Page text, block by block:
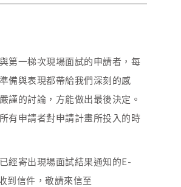
第一梯次現場面試的申請者，每
備與表現都帶給我們深刻的感
謹的討論，方能做出最後決定。
有申請者對申請計畫所投入的時
經寄出現場面試結果通知的E-
到信件，敬請來信至